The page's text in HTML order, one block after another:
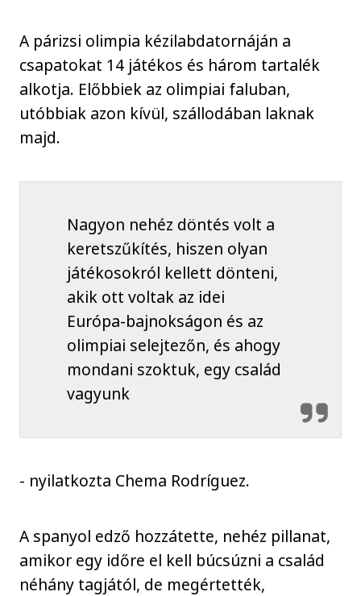
A párizsi olimpia kézilabdatornáján a
csapatokat 14 játékos és három tartalék
alkotja. Előbbiek az olimpiai faluban,
utóbbiak azon kívül, szállodában laknak
majd.
Nagyon nehéz döntés volt a
keretszűkítés, hiszen olyan
játékosokról kellett dönteni,
akik ott voltak az idei
Európa-bajnokságon és az
olimpiai selejtezőn, és ahogy
mondani szoktuk, egy család
vagyunk
- nyilatkozta Chema Rodríguez.
A spanyol edző hozzátette, nehéz pillanat,
amikor egy időre el kell búcsúzni a család
néhány tagjától, de megértették,